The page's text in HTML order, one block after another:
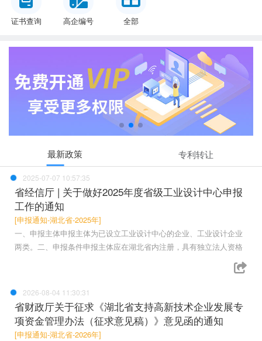
证书查询 高企编号 全部
最新政策 专利转让
2025-07-07 10:57:35
省经信厅 | 关于做好2025年度省级工业设计中心申报
工作的通知
[申报通知-湖北省-2025年]
一、申报主体申报主体为已设立工业设计中心的企业、工业设计企业
两类。二、申报条件申报主体应在湖北省内注册，具有独立法人资格
2026-08-04 11:30:31
省财政厅关于征求《湖北省支持高新技术企业发展专
项资金管理办法（征求意见稿）》意见函的通知
[申报通知-湖北省-2026年]